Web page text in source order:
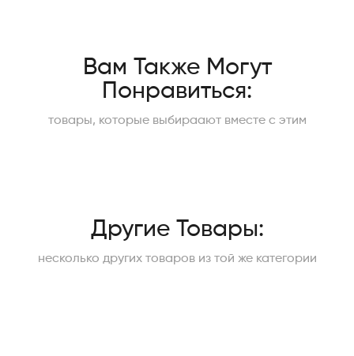
Вам Также Могут
Понравиться:
товары, которые выбираают вместе с этим
Другие Товары:
несколько других товаров из той же категории